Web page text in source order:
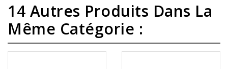
14 Autres Produits Dans La
Même Catégorie :